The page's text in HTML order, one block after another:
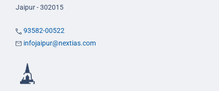
Jaipur - 302015
93582-00522
infojaipur@nextias.com